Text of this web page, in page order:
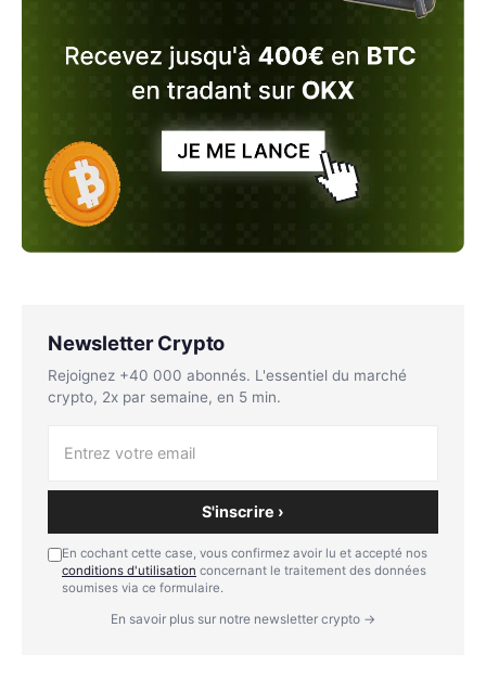
Newsletter Crypto
Rejoignez +40 000 abonnés. L'essentiel du marché
crypto, 2x par semaine, en 5 min.
S'inscrire ›
En cochant cette case, vous confirmez avoir lu et accepté nos
conditions d'utilisation concernant le traitement des données
soumises via ce formulaire.
En savoir plus sur notre newsletter crypto →